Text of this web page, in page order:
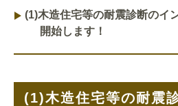
(1)木造住宅等の耐震診断のイ
開始します！
(1)木造住宅等の耐震